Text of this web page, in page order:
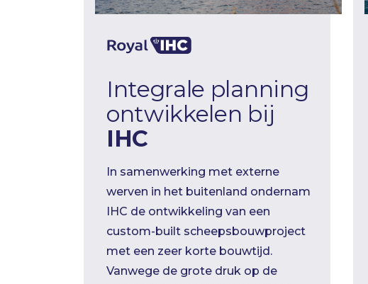
Integrale planning
ontwikkelen bij
IHC
In samenwerking met externe
werven in het buitenland ondernam
IHC de ontwikkeling van een
custom-built scheepsbouwproject
met een zeer korte bouwtijd.
Vanwege de grote druk op de